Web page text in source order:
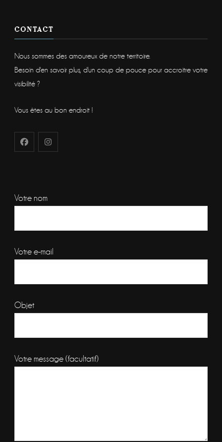
CONTACT
Nous sommes des amoureux de notre territoire.
Besoin d'en savoir plus, d'un coup de pouce pour accroitre votre
visibilité ?
Vous êtes au bon endroit !
Votre nom
Votre e-mail
Objet
Votre message (facultatif)